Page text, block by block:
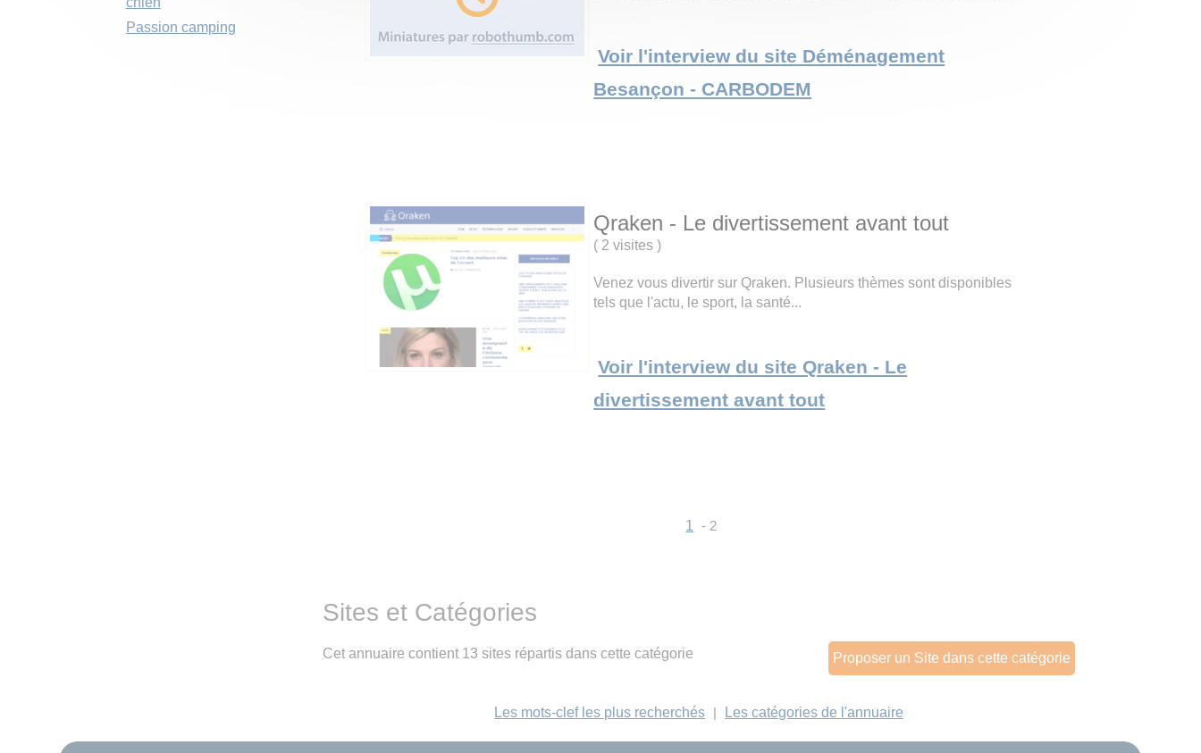
Voir l'interview du site Déménagement
Besançon - CARBODEM
Qraken - Le divertissement avant tout
( 2 visites)
Venez vous divertir sur Qraken. Plusieurs thèmes sont disponibles
tels que l'actu, le sport, la santé...
Voir l'interview du site Qraken - Le
divertissement avant tout
1 - 2
Sites et Catégories
Proposer un Site dans cette catégorie
Cet annuaire contient 13 sites répartis dans cette catégorie
Les mots-clef les plus recherchés | Les catégories de l'annuaire
Passion camping